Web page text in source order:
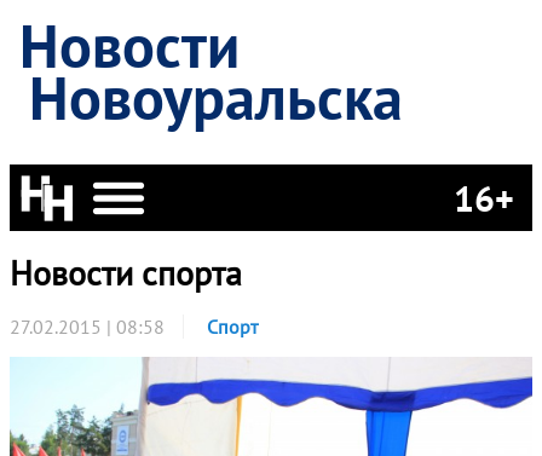
Новости
Новоуральска
16+
Новости спорта
27.02.2015 | 08:58 Спорт